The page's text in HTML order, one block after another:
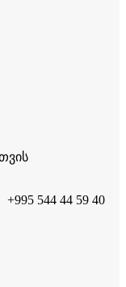
+995 544 44 59 40